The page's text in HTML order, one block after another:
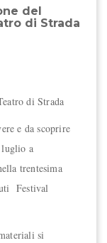
del
di Strada
di Strada
e da scoprire
a
trentesima
Festival
si